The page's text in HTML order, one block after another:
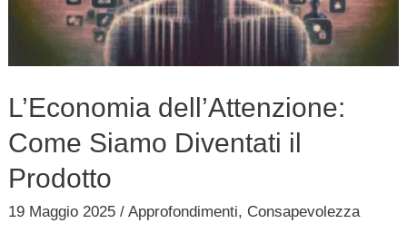
L’Economia dell’Attenzione:
Come Siamo Diventati il
Prodotto
19 Maggio 2025/Approfondimenti, Consapevolezza
Prodotto